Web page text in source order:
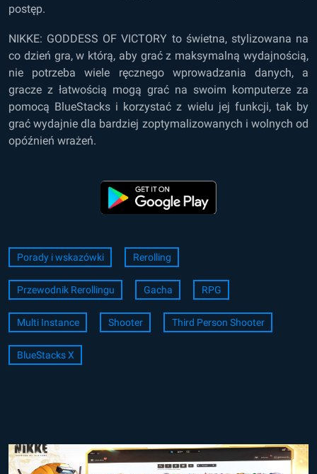
postęp.
NIKKE: GODDESS OF VICTORY to świetna, stylizowana na
co dzień gra, w którą, aby grać z maksymalną wydajnością,
nie potrzeba wiele ręcznego wprowadzania danych, a
gracze z łatwością mogą grać na swoim komputerze za
pomocą BlueStacks i korzystać z wielu jej funkcji, tak by
grać wydajnie dla bardziej zoptymalizowanych i wolnych od
opóźnień wrażeń.
Porady i wskazówki Rerolling
Przewodnik Rerollingu Gacha RPG
Multi Instance Shooter Third Person Shooter
BlueStacks X